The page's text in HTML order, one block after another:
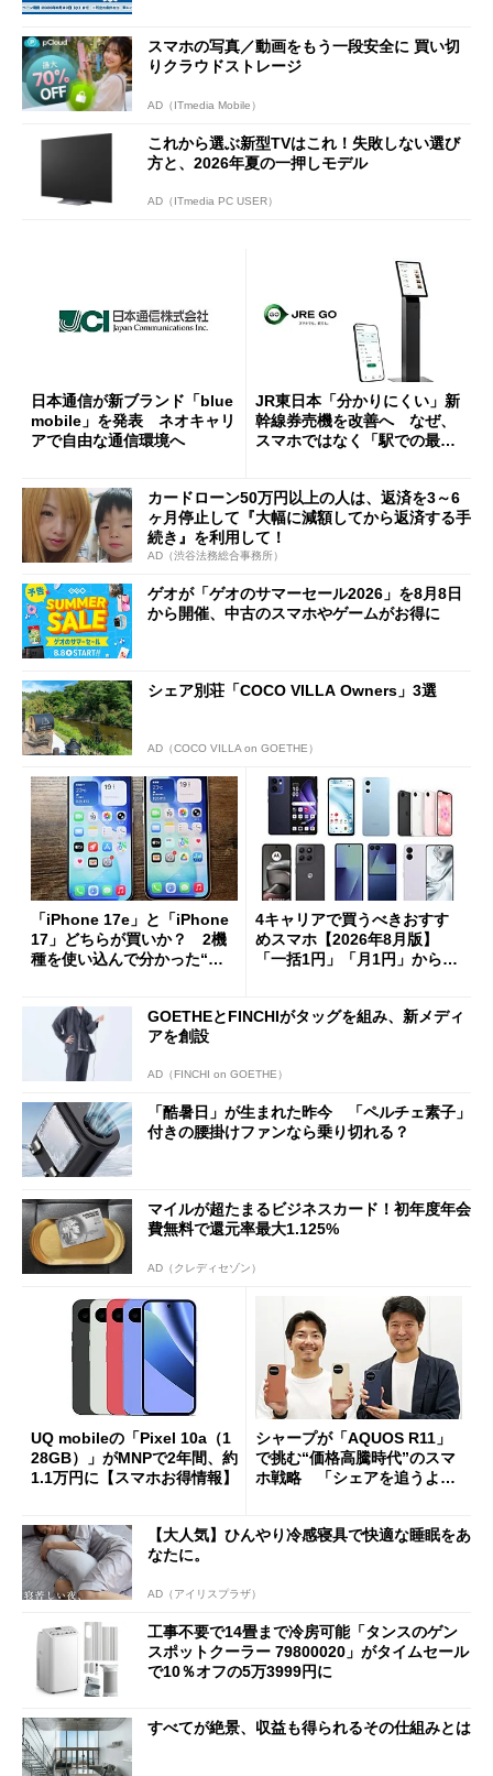
スマホの写真／動画をもう一段安全に 買い切
りクラウドストレージ
AD（ITmedia Mobile）
これから選ぶ新型TVはこれ！失敗しない選び
方と、2026年夏の一押しモデル
AD（ITmedia PC USER）
日本通信が新ブランド「blue
mobile」を発表 ネオキャリ
アで自由な通信環境へ
JR東日本「分かりにくい」新
幹線券売機を改善へ なぜ、
スマホではなく「駅での最短
カードローン50万円以上の人は、返済を3～6
ヶ月停止して『大幅に減額してから返済する手
続き』を利用して！
AD（渋谷法務総合事務所）
ゲオが「ゲオのサマーセール2026」を8月8日
から開催、中古のスマホやゲームがお得に
シェア別荘「COCO VILLA Owners」3選
AD（COCO VILLA on GOETHE）
「iPhone 17e」と「iPhone
17」どちらが買いか？ 2機
種を使い込んで分かった“ス
4キャリアで買うべきおすす
めスマホ【2026年8月版】
「一括1円」「月1円」からお
GOETHEとFINCHIがタッグを組み、新メディ
アを創設
AD（FINCHI on GOETHE）
「酷暑日」が生まれた昨今 「ペルチェ素子」
付きの腰掛けファンなら乗り切れる？
マイルが超たまるビジネスカード！初年度年会
費無料で還元率最大1.125%
AD（クレディセゾン）
UQ mobileの「Pixel 10a（1
28GB）」がMNPで2年間、約
1.1万円に【スマホお得情報】
シャープが「AQUOS R11」
で挑む“価格高騰時代”のスマ
ホ戦略 「シェアを追うより
【大人気】ひんやり冷感寝具で快適な睡眠をあ
なたに。
AD（アイリスプラザ）
工事不要で14畳まで冷房可能「タンスのゲン
スポットクーラー 79800020」がタイムセール
で10％オフの5万3999円に
すべてが絶景、収益も得られるその仕組みとは